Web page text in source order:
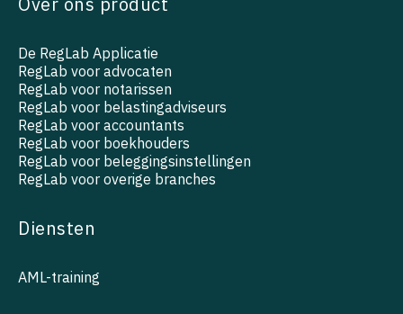
De RegLab Applicatie
RegLab voor advocaten
RegLab voor notarissen
RegLab voor belastingadviseurs
RegLab voor accountants
RegLab voor boekhouders
RegLab voor beleggingsinstellingen
RegLab voor overige branches
Diensten
AML-training